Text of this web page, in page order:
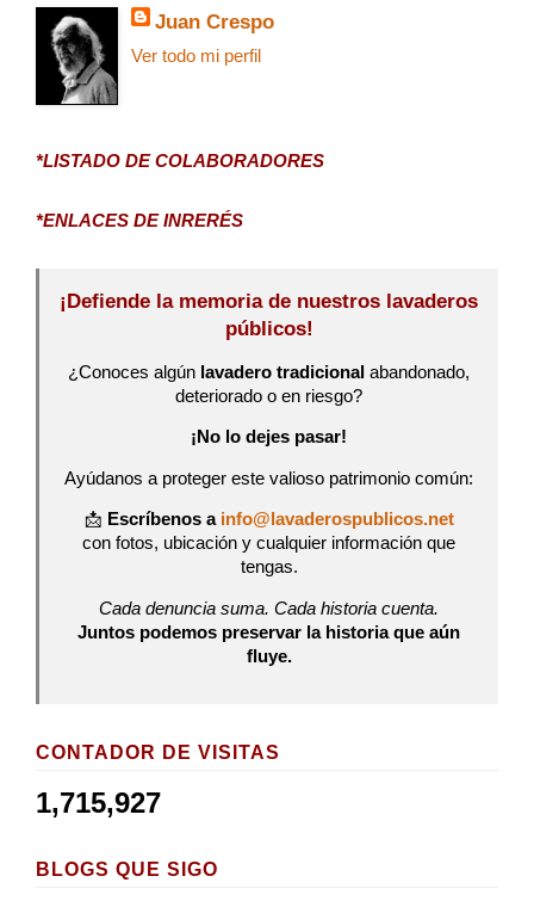
Juan Crespo
Ver todo mi perfil
*LISTADO DE COLABORADORES
*ENLACES DE INRERÉS
¡Defiende la memoria de nuestros lavaderos
públicos!
¿Conoces algún lavadero tradicional abandonado,
deteriorado o en riesgo?
¡No lo dejes pasar!
Ayúdanos a proteger este valioso patrimonio común:
📩 Escríbenos a info@lavaderospublicos.net
con fotos, ubicación y cualquier información que
tengas.
Cada denuncia suma. Cada historia cuenta.
Juntos podemos preservar la historia que aún
fluye.
CONTADOR DE VISITAS
1,715,927
BLOGS QUE SIGO